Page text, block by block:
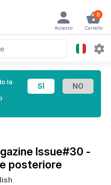
0
Carrello
Accesso
la
Issue#30 -
posteriore